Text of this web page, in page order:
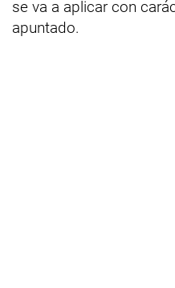
se va a aplicar con
apuntado.